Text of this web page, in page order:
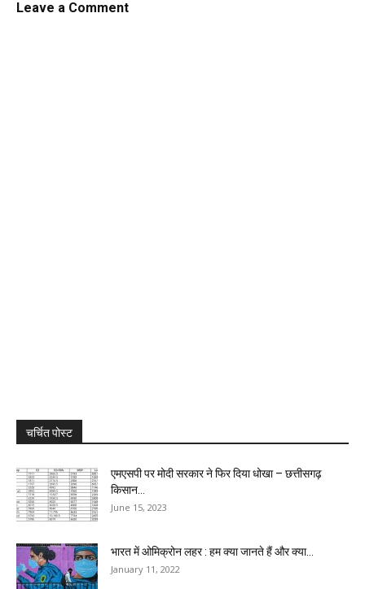
Leave a Comment
चर्चित पोस्ट
एमएसपी पर मोदी सरकार ने फिर दिया धोखा – छत्तीसगढ़
किसान...
June 15, 2023
भारत में ओमिक्रोन लहर : हम क्या जानते हैं और क्या...
January 11, 2022